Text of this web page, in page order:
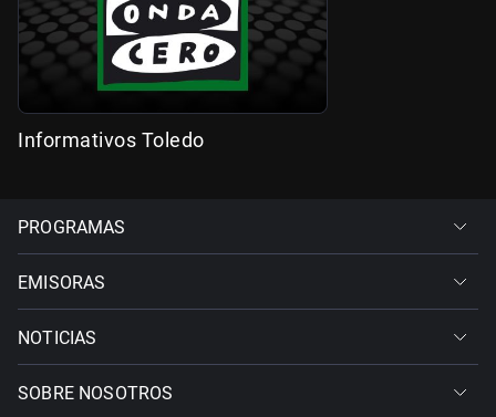
Informativos Toledo
PROGRAMAS
EMISORAS
NOTICIAS
SOBRE NOSOTROS